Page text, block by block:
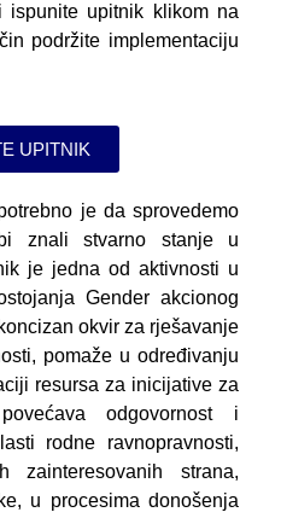
ispunite upitnik klikom na
podržite implementaciju
UPITNIK
je da sprovedemo
znali stvarno stanje u
je jedna od aktivnosti u
Gender akcionog
okvir za rješavanje
pomaže u određivanju
resursa za inicijative za
odgovornost i
rodne ravnopravnosti,
zainteresovanih strana,
u procesima donošenja